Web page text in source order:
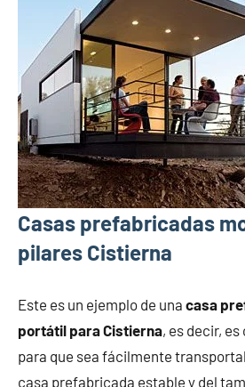
Casas prefabricadas
pilares Cistierna
Este es un ejemplo de una casa
portátil para Cistierna, es decir,
para que sea fácilmente
casa prefabricada estable y del